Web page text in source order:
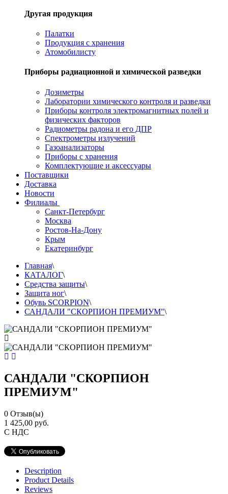
Другая продукция
Палатки
Продукция с хранения
Атомобилисту
Приборы радиационной и химической разведки
Дозиметры
Лаборатории химического контроля и разведки
Приборы контроля электромагнитных полей и
физических факторов
Радиометры радона и его ДПР
Спектрометры излучений
Газоанализаторы
Приборы с хранения
Комплектующие и аксессуары
Поставщики
Доставка
Новости
Филиалы
Санкт-Петербург
Москва
Ростов-На-Дону
Крым
Екатеринбург
Главная\
КАТАЛОГ\
Средства защиты\
Защита ног\
Обувь SCORPION\
САНДАЛИ "СКОРПИОН ПРЕМИУМ"\
САНДАЛИ "СКОРПИОН
ПРЕМИУМ"
0 Отзыв(ы)
1 425,00 руб.
С НДС
Description
Product Details
Reviews